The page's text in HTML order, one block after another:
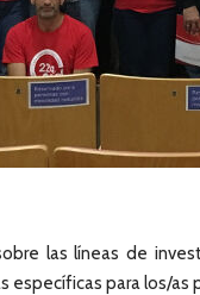
las líneas de
para los/as